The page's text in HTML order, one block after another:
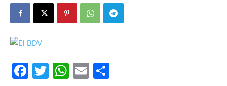
Facebook
Twitter
WhatsApp
Email